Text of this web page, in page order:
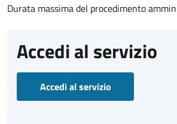
Durata massima del procedimento
Accedi al servizio
Accedi al servizio